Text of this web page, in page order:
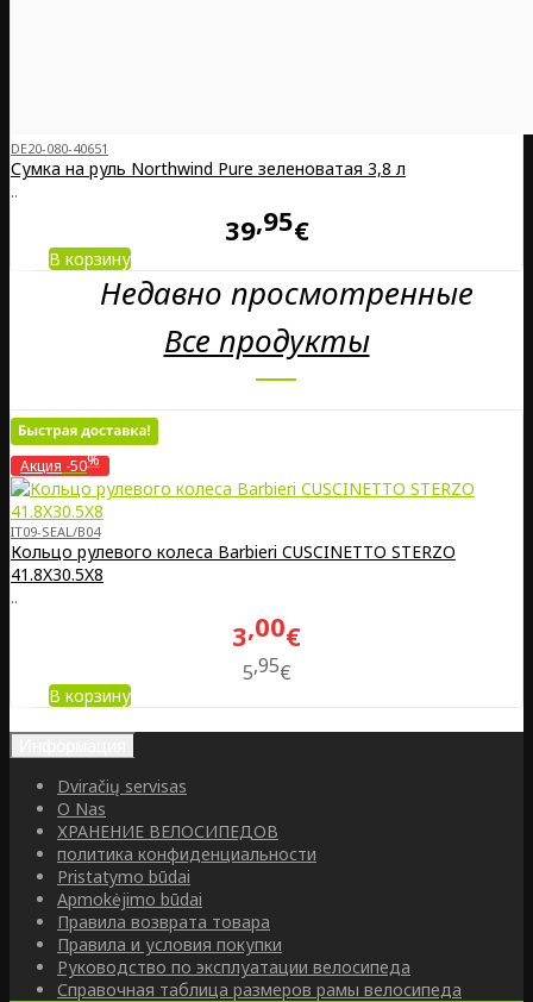
DE20-080-40651
Сумка на руль Northwind Pure зеленоватая 3,8 л
..
39 95€
В корзину
Недавно просмотренные
Все продукты
Акция -50%
IT09-SEAL/B04
Кольцо рулевого колеса Barbieri CUSCINETTO STERZO
41.8X30.5X8
..
3 00€
5 95€
В корзину
Dviračių servisas
O Nas
ХРАНЕНИЕ ВЕЛОСИПЕДОВ
политика конфиденциальности
Pristatymo būdai
Apmokėjimo būdai
Правила возврата товара
Правила и условия покупки
Руководство по эксплуатации велосипеда
Справочная таблица размеров рамы велосипеда